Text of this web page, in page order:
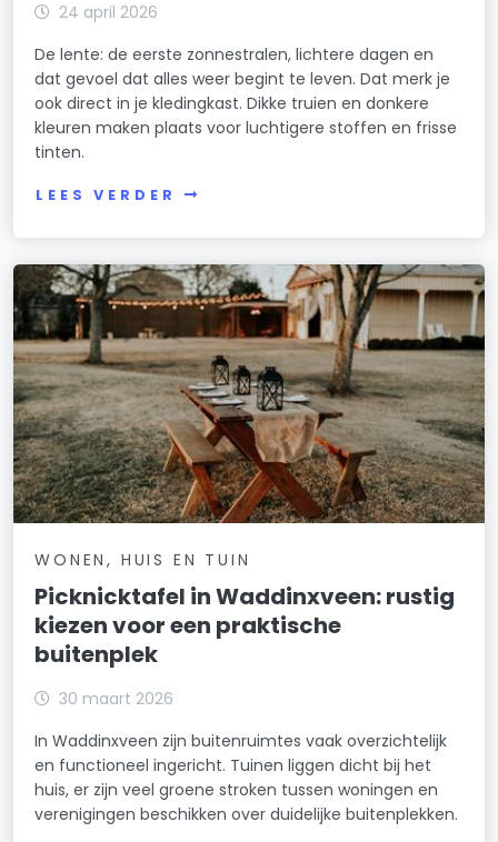
24 april 2026
De lente: de eerste zonnestralen, lichtere dagen en
dat gevoel dat alles weer begint te leven. Dat merk je
ook direct in je kledingkast. Dikke truien en donkere
kleuren maken plaats voor luchtigere stoffen en frisse
tinten.
LEES VERDER
WONEN, HUIS EN TUIN
Picknicktafel in Waddinxveen: rustig
kiezen voor een praktische
buitenplek
30 maart 2026
In Waddinxveen zijn buitenruimtes vaak overzichtelijk
en functioneel ingericht. Tuinen liggen dicht bij het
huis, er zijn veel groene stroken tussen woningen en
verenigingen beschikken over duidelijke buitenplekken.